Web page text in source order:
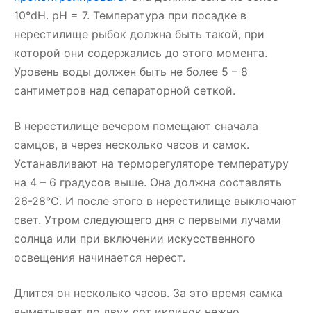
10°dH. pH = 7. Температура при посадке в
нерестилище рыбок должна быть такой, при
которой они содержались до этого момента.
Уровень воды должен быть не более 5 – 8
сантиметров над сепараторной сеткой.
В нерестилище вечером помещают сначала
самцов, а через несколько часов и самок.
Устанавливают на терморегуляторе температуру
на 4 – 6 градусов выше. Она должна составлять
26-28°С. И после этого в нерестилище выключают
свет. Утром следующего дня с первыми лучами
солнца или при включении искусственного
освещения начинается нерест.
Длится он несколько часов. За это время самка